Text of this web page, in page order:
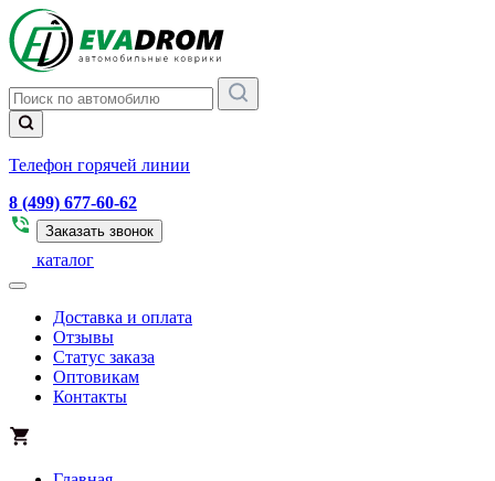
Телефон горячей линии
8 (499) 677-60-62
Заказать звонок
каталог
Доставка и оплата
Отзывы
Статус заказа
Оптовикам
Контакты